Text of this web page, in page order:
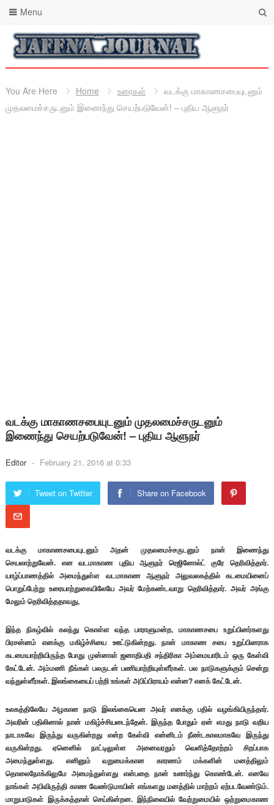
Menu
You Are Here Home உரைகள்
வடக்கு மாகாணசபையுடனும்
முதலமைச்சருடனும் இணைந்து செயற்படுவேன்! – புதிய ஆளுநர்
வடக்கு மாகாணசபையுடனும் முதலமைச்சருடனும்
இணைந்து செயற்படுவேன்! – புதிய ஆளுநர்
Editor - February 21, 2016 at 0:33
Tweet on Twitter Share on Facebook
வடக்கு மாகாணசபையுடனும் அதன் முதலமைச்சருடனும் நான் இணைந்து
செயலாற்றுவேன். என வடமாகாண புதிய ஆளுநர் ரெஜினோல்ட் குரே தெரிவித்தார்.
யாழ்ப்பாணத்தில் அமைந்துள்ள வடமாகாண ஆளுநர் அலுவலகத்தில் கடமையினைப்
பொறுப்பேற்று உரையாற்றுகையிலேயே அவர் மேற்கண்டவாறு தெரிவித்தார். அவர் அங்கு
மேலும் தெரிவித்ததாவது,
இந்த நிகழ்வில் கலந்து கொள்ள வந்த பாராளுமன்ற, மாகாணசபை உறுப்பினர்களது
பிரசன்னம் எனக்கு மகிழ்ச்சியை ஊட்டுகின்றது. நான் மாகாண சபை உறுப்பினராக
கடமையாற்றியிருந்த போது முன்னாள் ஜனாதிபதி சந்திரிகா அம்மையாரிடம் ஒரு கேள்வி
கேட்டேன். அம்மணி நீங்கள் பலருடன் பணியாற்றியுள்ளீர்கள். பல நாடுகளுக்கும் சென்று
வந்துள்ளீர்கள். இலங்கையைப் பற்றி உங்கள் அபிப்பிராயம் என்ன? எனக் கேட்டேன்.
உலகத்திலேயே அழகான நாடு இலங்கையென அவர் எனக்கு பதில் வழங்கியிருந்தார்.
அவரின் பதிலினால் நான் மகிழ்ச்சியடைந்தேன். இருந்த போதும் ஏன் எமது நாடு வறிய
நாடாகவே இருந்து வருகின்றது என்ற கேள்வி என்னிடம் நீண்டகாலமாகவே இருந்து
வருகின்றது. ஏனெனில் நாட்டிலுள்ள அனைவரதும் வெளித்தோற்றம் சிறப்பாக
அமைந்துள்ளது. எனினும் வறுமைக்கான காரணம் மக்களின் மனத்திலும்
தொலைநோக்கிலுமே அமைந்துள்ளது என்பதை நான் உணர்ந்து கொண்டேன். எனவே
நாங்கள் அபிவிருத்தி காண வேண்டுமாயின் எங்களது மனத்தில் மாற்றம் ஏற்படவேண்டும்.
மாறுபாடுகள் இருக்கத்தான் செய்கின்றன. இந்நிலையில் வேற்றுமையில் ஒற்றுமைகாண